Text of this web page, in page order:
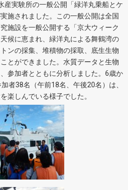
産実験所の一般公開「緑洋丸乗船とケ
施されました。この一般公開は全国
施設を一般公開する「京大ウィーク
候に恵まれ、緑洋丸による舞鶴湾の
ンの採集、堆積物の採取、底生生物
とができました。水質データと生物
参加者とともに分析しました。6歳か
者38名（午前18名、午後20名）は、
楽しんでいる様子でした。